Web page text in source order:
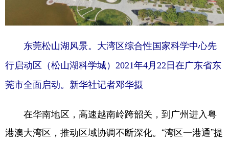
东莞松山湖风景。大湾区综合性国家科学中心先
行启动区（松山湖科学城）2021年4月22日在广东省东
莞市全面启动。 新华社记者邓华摄
在华南地区，高速越南岭跨韶关，到广州进入粤
港澳大湾区，推动区域协调不断深化。“湾区一港通”提